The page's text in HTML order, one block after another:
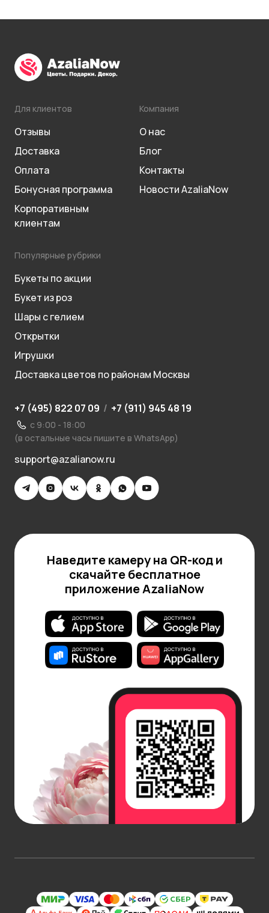
Для клиентов
Отзывы
Доставка
Оплата
Бонусная программа
Корпоративным
клиентам
Компания
О нас
Блог
Контакты
Новости AzaliaNow
Популярные рубрики
Букеты по акции
Букет из роз
Шары с гелием
Открытки
Игрушки
Доставка цветов по районам Москвы
+7 (495) 822 07 09 / +7 (911) 945 48 19
с 9:00 - 18:00
(в остальные часы пишите в WhatsApp)
support@azalianow.ru
Наведите камеру на QR-код и
скачайте бесплатное
приложение AzaliaNow